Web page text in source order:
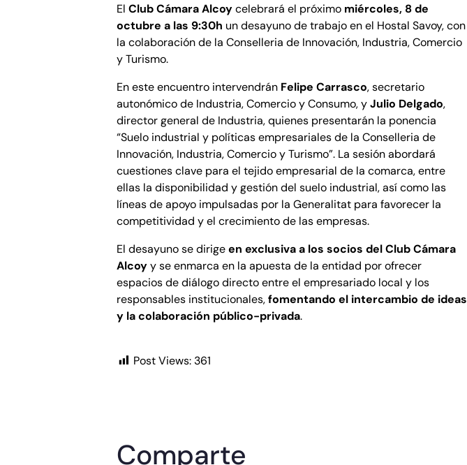
ElClub Cámara Alcoycelebrará el próximo miércoles, 8 de
octubre a las 9:30h un desayuno de trabajo en el Hostal Savoy, con
la colaboración de la Conselleria de Innovación, Industria, Comercio
y Turismo.
En este encuentro intervendrán Felipe Carrasco, secretario
autonómico de Industria, Comercio y Consumo, yJulio Delgado,
director general de Industria, quienes presentarán la ponencia
“Suelo industrial y políticas empresariales de la Conselleria de
Innovación, Industria, Comercio y Turismo”. La sesión abordará
cuestiones clave para el tejido empresarial de la comarca, entre
ellas la disponibilidad y gestión del suelo industrial, así como las
líneas de apoyo impulsadas por la Generalitat para favorecer la
competitividad y el crecimiento de las empresas.
El desayuno se dirigeen exclusiva a los socios del Club Cámara
Alcoyy se enmarca en la apuesta de la entidad por ofrecer
espacios de diálogo directo entre el empresariado local y los
responsables institucionales,fomentando el intercambio de ideas
y la colaboración público-privada.
Post Views: 361
Comparte